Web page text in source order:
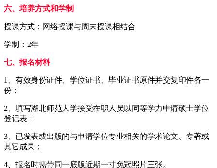
六、培养方式和学制
授课方式：网络授课与周末授课相结合
学制：2年
七、报名材料
1、有效身份证件、学位证书、毕业证书原件并交复印件各一
份；
2、填写湖北师范大学接受在职人员以同等学力申请硕士学位
登记表；
3、已发表或出版的与申请学位专业相关的学术论文、专著或
其它成果；
4、报名时需带同一底版近期一寸免冠照片三张。